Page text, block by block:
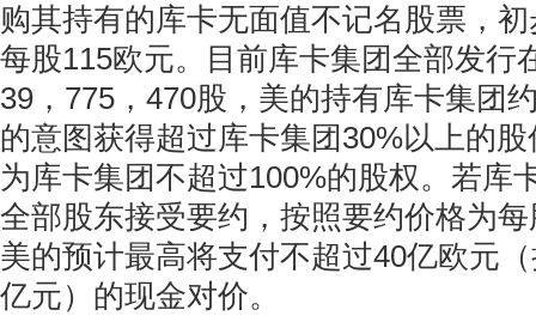
购其持有的库卡无面值不记名股票，
每股115欧元。目前库卡集团全部发行
39，775，470股，美的持有库卡集团
的意图获得超过库卡集团30%以上的
为库卡集团不超过100%的股权。若库
全部股东接受要约，按照要约价格为
美的预计最高将支付不超过40亿欧元
亿元）的现金对价。